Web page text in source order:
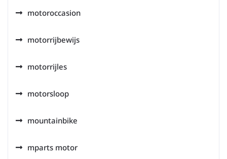
motoroccasion
motorrijbewijs
motorrijles
motorsloop
mountainbike
mparts motor